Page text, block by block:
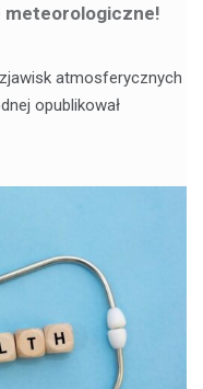
meteorologiczne!
atmosferycznych
opublikował